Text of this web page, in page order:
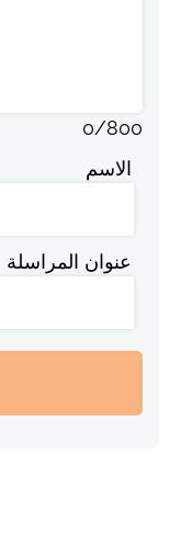
0/800
الاسم
عنوان المراسلة